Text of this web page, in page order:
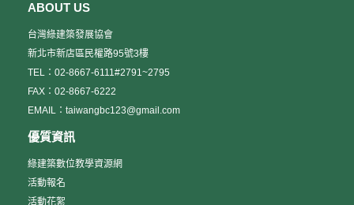
ABOUT US
台灣綠建築發展協會
新北市新店區民權路95號3樓
TEL：02-8667-6111#2791~2795
FAX：02-8667-6222
EMAIL：taiwangbc123@gmail.com
優質資訊
綠建築數位教學資源網
活動報名
活動花絮